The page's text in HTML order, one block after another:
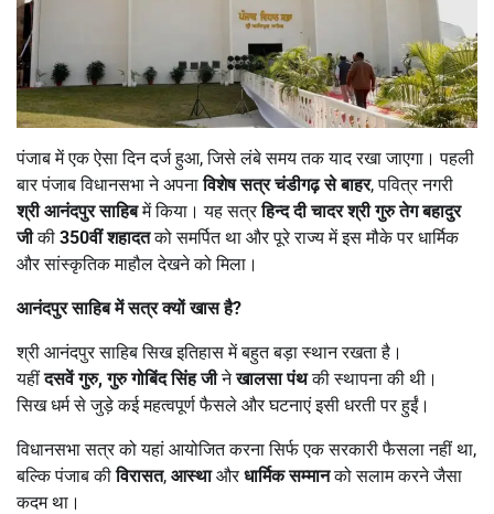
पंजाब में एक ऐसा दिन दर्ज हुआ, जिसे लंबे समय तक याद रखा जाएगा। पहली
बार पंजाब विधानसभा ने अपनाविशेष सत्र चंडीगढ़ से बाहर, पवित्र नगरी
श्री आनंदपुर साहिबमें किया। यह सत्रहिन्द दी चादर श्री गुरु तेग बहादुर
जीकी 350वीं शहादतको समर्पित था और पूरे राज्य में इस मौके पर धार्मिक
और सांस्कृतिक माहौल देखने को मिला।
आनंदपुर साहिब में सत्र क्यों खास है?
श्री आनंदपुर साहिब सिख इतिहास में बहुत बड़ा स्थान रखता है।
यहींदसवें गुरु,गुरु गोबिंद सिंह जीनेखालसा पंथकी स्थापना की थी।
सिख धर्म से जुड़े कई महत्वपूर्ण फैसले और घटनाएं इसी धरती पर हुईं।
विधानसभा सत्र को यहां आयोजित करना सिर्फ एक सरकारी फैसला नहीं था,
बल्कि पंजाब कीविरासत, आस्थाऔरधार्मिक सम्मानको सलाम करने जैसा
कदम था।